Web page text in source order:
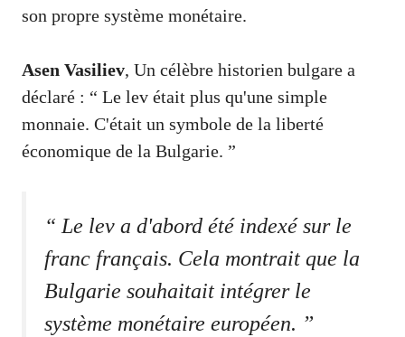
son propre système monétaire.
Asen Vasiliev, Un célèbre historien bulgare a
déclaré : “ Le lev était plus qu'une simple
monnaie. C'était un symbole de la liberté
économique de la Bulgarie. ”
“ Le lev a d'abord été indexé sur le
franc français. Cela montrait que la
Bulgarie souhaitait intégrer le
système monétaire européen. ”